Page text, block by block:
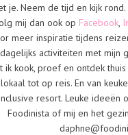
je. Neem de tijd en kijk
mij dan ook op Facebook,
meer inspiratie tijdens
activiteiten met mijn
ik kook, proef en ontdek
lokaal tot op reis. En van
resort. Leuke ideeën
Foodinista of mij en het